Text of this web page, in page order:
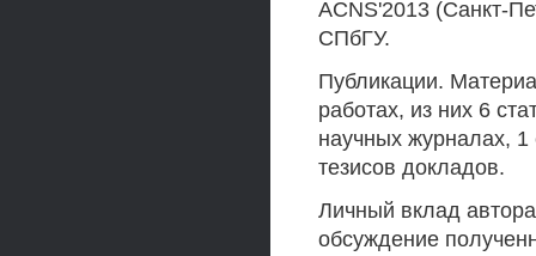
ACNS'2013 (Санкт-
СПбГУ.
Публикации.
работах, из них 6
научных журналах, 1
тезисов докладов.
Личный вклад
обсуждение